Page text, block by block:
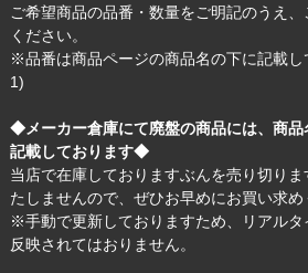
ご希望商品の品番・数量をご明記のうえ、
ください。
※品番は商品ページの商品名の下に記載
1)
◆メーカー倉庫にて廃盤の商品には、商品
記載しております◆
当店で在庫しておりますぶんを売り切り
たしませんので、ぜひお早めにお買い求め
※手動で更新しておりますため、リアル
反映されてはおりません。